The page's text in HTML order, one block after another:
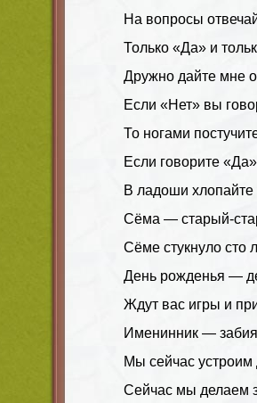
На вопросы
Только «Да» и
Дружно дайте мне
Если «Нет» вы
То ногами
Если говорите
В ладоши хлопайте
Сёма — старый-
Сёме стукнуло сто
День рожденья —
Ждут вас игры и
Именинник —
Мы сейчас устроим
Сейчас мы делаем